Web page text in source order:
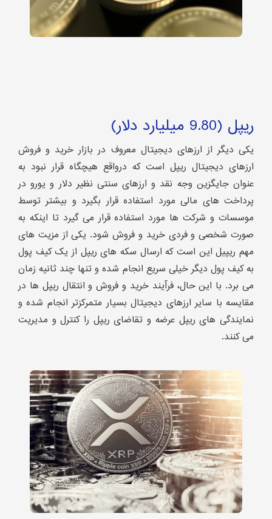
ریپل (9.80 میلیارد دلار)
یکی دیگر از ارزهای دیجیتال معروف در بازار خرید و فروش
ارزهای دیجیتال ریپل است که درواقع هیچگاه قرار نبود به
عنوان جایگزین وجه نقد و ارزهای سنتی نظیر دلار و یورو در
پرداخت های مالی مورد استفاده قرار بگیرد و بیشتر توسط
موسسات و شرکت ها مورد استفاده قرار می گیرد تا اینکه به
صورت شخصی و فردی خرید و فروش شود. یکی از مزیت های
مهم ریپیل این است که ارسال سکه های ریپل از یک کیف پول
به کیف پول دیگر خیلی سریع انجام شده و تنها چند ثانیه زمان
می برد. با این حال، فرآیند خرید و فروش و انتقال ریپل ها در
مقایسه با سایر ارزهای دیجیتال بسیار متمرکزتر انجام شده و
نمایندگی های ریپل عرضه و تقاضای ریپل را کنترل و مدیریت
می کنند.